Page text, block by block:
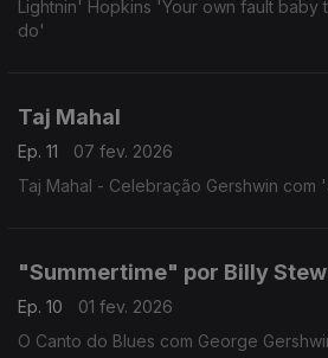
Lightnin' Hopkins 'Your own fault baby
do'
Taj Mahal
Ep. 11
07 fev. 2026
Taj Mahal - Celebração Gershwin com
"Summertime" por Billy
Ep. 10
01 fev. 2026
O Canto do Blues com George